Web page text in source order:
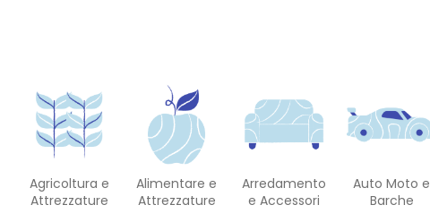
Agricoltura e
Attrezzature
Alimentare e
Attrezzature
Arredamento
e Accessori
Auto Moto e
Barche